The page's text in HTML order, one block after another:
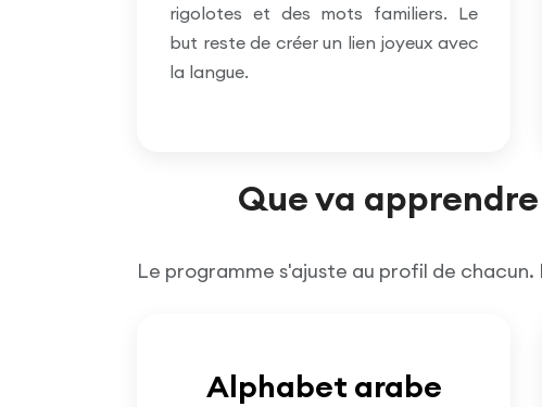
rigolotes et des mots familiers. Le
but reste de créer un lien joyeux avec
la langue.
Que va
Le programme s'ajuste au profil de
Alphabet arabe